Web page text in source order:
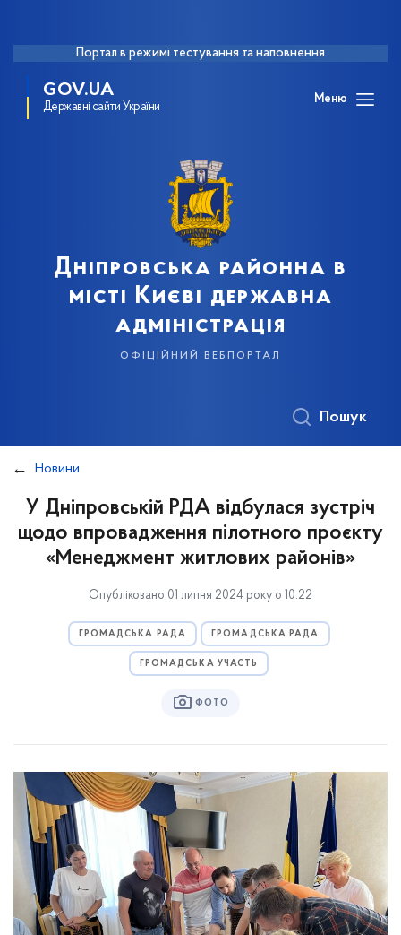
Портал в режимі тестування та наповнення
GOV.UA
Державні сайти України
Меню
Дніпровська районна в
місті Києві державна
адміністрація
офіційний вебпортал
Пошук
Новини
У Дніпровській РДА відбулася зустріч
щодо впровадження пілотного проєкту
«Менеджмент житлових районів»
Опубліковано 01 липня 2024 року о 10:22
ГРОМАДСЬКА РАДА ГРОМАДСЬКА РАДА
ГРОМАДСЬКА УЧАСТЬ
ФОТО